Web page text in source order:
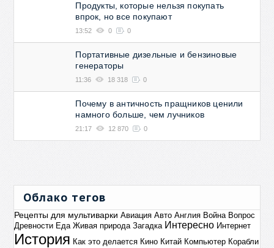
Продукты, которые нельзя покупать
впрок, но все покупают
13:52 0 0
Портативные дизельные и бензиновые
генераторы
11:36 18 318 0
Почему в античность пращников ценили
намного больше, чем лучников
21:17 12 870 0
Облако тегов
Рецепты для мультиварки Авиация Авто Англия Война Вопрос
Древности Еда Живая природа Загадка Интересно Интернет
История Как это делается Кино Китай Компьютер Корабли